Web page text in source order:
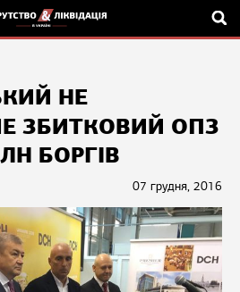
НЕ
ЗБИТКОВИЙ ОПЗ
БОРГІВ
07 грудня, 2016